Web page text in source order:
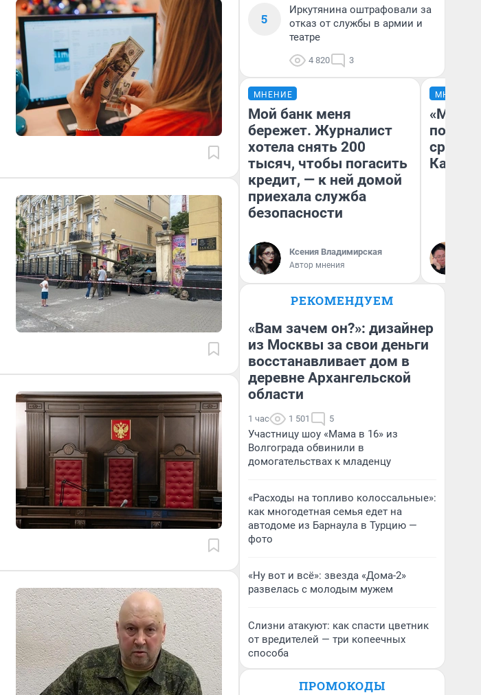
5
Иркутянина оштрафовали за
отказ от службы в армии и
театре
4 820 3
МНЕНИЕ
Мой банк меня
бережет. Журналист
хотела снять 200
тысяч, чтобы погасить
кредит, — к ней домой
приехала служба
безопасности
Ксения Владимирская
Автор мнения
МНЕНИЕ
РЕКОМЕНДУЕМ
«Вам зачем он?»: дизайнер
из Москвы за свои деньги
восстанавливает дом в
деревне Архангельской
области
1 час 1 501 5
Участницу шоу «Мама в 16» из
Волгограда обвинили в
домогательствах к младенцу
«Расходы на топливо колоссальные»:
как многодетная семья едет на
автодоме из Барнаула в Турцию —
фото
«Ну вот и всё»: звезда «Дома-2»
развелась с молодым мужем
Слизни атакуют: как спасти цветник
от вредителей — три копеечных
способа
ПРОМОКОДЫ